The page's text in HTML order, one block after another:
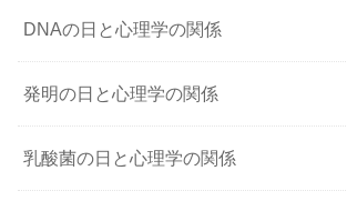
DNAの日と心理学の関係
発明の日と心理学の関係
乳酸菌の日と心理学の関係